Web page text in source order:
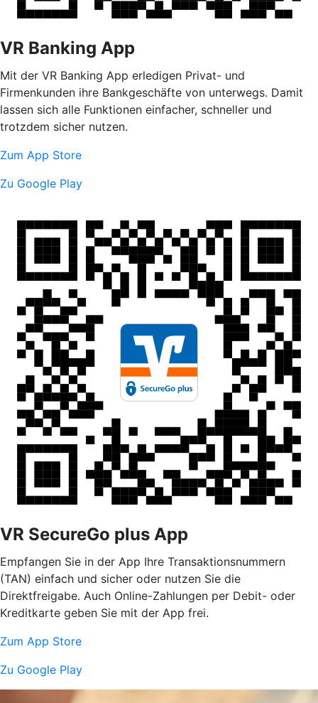
VR Banking App
Mit der VR Banking App erledigen Privat- und
Firmenkunden ihre Bankgeschäfte von unterwegs. Damit
lassen sich alle Funktionen einfacher, schneller und
trotzdem sicher nutzen.
Zum App Store
Zu Google Play
VR SecureGo plus App
Empfangen Sie in der App Ihre Transaktionsnummern
(TAN) einfach und sicher oder nutzen Sie die
Direktfreigabe. Auch Online-Zahlungen per Debit- oder
Kreditkarte geben Sie mit der App frei.
Zum App Store
Zu Google Play